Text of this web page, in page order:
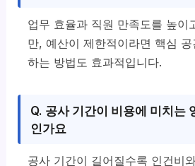
업무 효율과 직원 만족도를 높이
만, 예산이 제한적이라면 핵심
하는 방법도 효과적입니다.
Q. 공사 기간이 비용에 미치는
인가요
공사 기간이 길어질수록 인건비